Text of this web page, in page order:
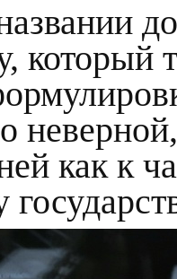
который
как к